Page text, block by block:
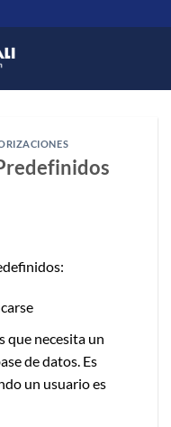
que necesita un
de datos. Es
un usuario es